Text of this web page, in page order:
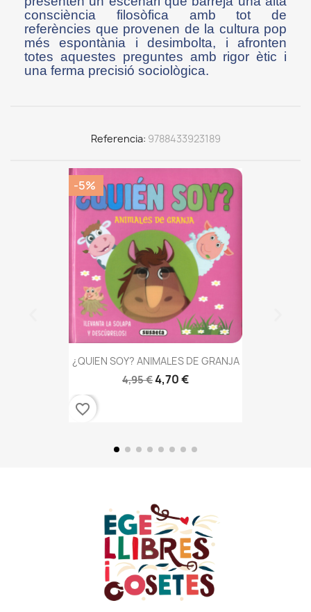
consciència filosòfica amb tot de
referències que provenen de la cultura pop
més espontània i desimbolta, i afronten
totes aquestes preguntes amb rigor ètic i
una ferma precisió sociològica.
Referencia 9788433923189
¿QUIEN SOY? ANIMALES DE GRANJA
4,95 €4,70 €
-5%
favorite_border